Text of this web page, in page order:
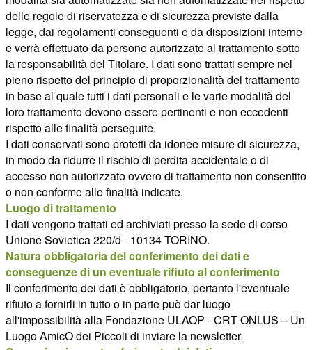
delle regole di riservatezza e di sicurezza previste dalla
legge, dai regolamenti conseguenti e da disposizioni interne
e verrà effettuato da persone autorizzate al trattamento sotto
la responsabilità del Titolare. I dati sono trattati sempre nel
pieno rispetto del principio di proporzionalità del trattamento
in base al quale tutti i dati personali e le varie modalità del
loro trattamento devono essere pertinenti e non eccedenti
rispetto alle finalità perseguite.
I dati conservati sono protetti da idonee misure di sicurezza,
in modo da ridurre il rischio di perdita accidentale o di
accesso non autorizzato ovvero di trattamento non consentito
o non conforme alle finalità indicate.
Luogo di trattamento
I dati vengono trattati ed archiviati presso la sede di corso
Unione Sovietica 220/d - 10134 TORINO.
Natura obbligatoria del conferimento dei dati e
conseguenze di un eventuale rifiuto al conferimento
Il conferimento dei dati è obbligatorio, pertanto l'eventuale
rifiuto a fornirli in tutto o in parte può dar luogo
all'impossibilità alla Fondazione ULAOP - CRT ONLUS – Un
Luogo AmicO dei Piccoli di inviare la newsletter.